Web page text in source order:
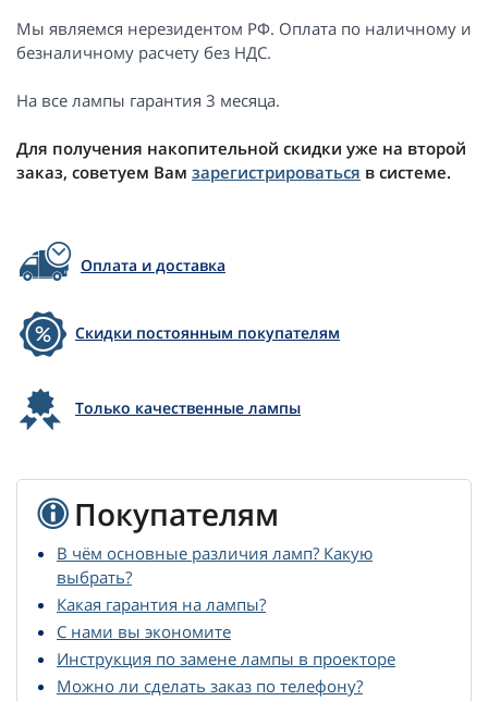
Мы являемся нерезидентом РФ. Оплата по наличному и
безналичному расчету без НДС.
На все лампы гарантия 3 месяца.
Для получения накопительной скидки уже на второй
заказ, советуем Вам зарегистрироваться в системе.
Оплата и доставка
Скидки постоянным покупателям
Только качественные лампы
Покупателям
В чём основные различия ламп? Какую
выбрать?
Какая гарантия на лампы?
С нами вы экономите
Инструкция по замене лампы в проекторе
Можно ли сделать заказ по телефону?